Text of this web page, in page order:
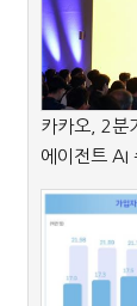
카카오, 2분
에이전트 AI